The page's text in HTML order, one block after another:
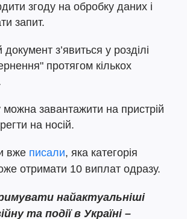
згоду на обробку даних і
запит.
документ з’явиться у розділі
протягом кількох
можна завантажити на пристрій
на носій.
вже писали, яка категорія
отримати 10 виплат одразу.
найактуальніші
та події в Україні –